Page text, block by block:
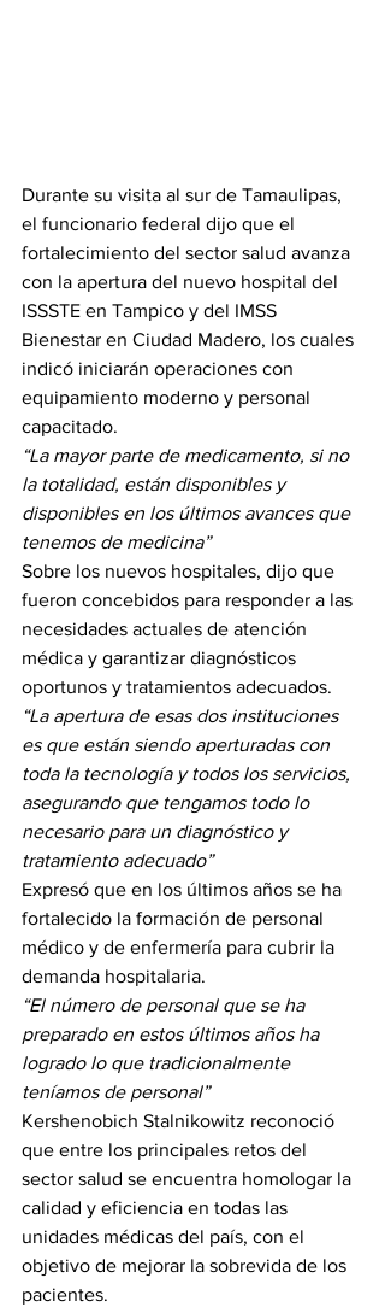
Durante su visita al sur de Tamaulipas,
el funcionario federal dijo que el
fortalecimiento del sector salud avanza
con la apertura del nuevo hospital del
ISSSTE en Tampico y del IMSS
Bienestar en Ciudad Madero, los cuales
indicó iniciarán operaciones con
equipamiento moderno y personal
capacitado.
“La mayor parte de medicamento, si no
la totalidad, están disponibles y
disponibles en los últimos avances que
tenemos de medicina”
Sobre los nuevos hospitales, dijo que
fueron concebidos para responder a las
necesidades actuales de atención
médica y garantizar diagnósticos
oportunos y tratamientos adecuados.
“La apertura de esas dos instituciones
es que están siendo aperturadas con
toda la tecnología y todos los servicios,
asegurando que tengamos todo lo
necesario para un diagnóstico y
tratamiento adecuado”
Expresó que en los últimos años se ha
fortalecido la formación de personal
médico y de enfermería para cubrir la
demanda hospitalaria.
“El número de personal que se ha
preparado en estos últimos años ha
logrado lo que tradicionalmente
teníamos de personal”
Kershenobich Stalnikowitz reconoció
que entre los principales retos del
sector salud se encuentra homologar la
calidad y eficiencia en todas las
unidades médicas del país, con el
objetivo de mejorar la sobrevida de los
pacientes.